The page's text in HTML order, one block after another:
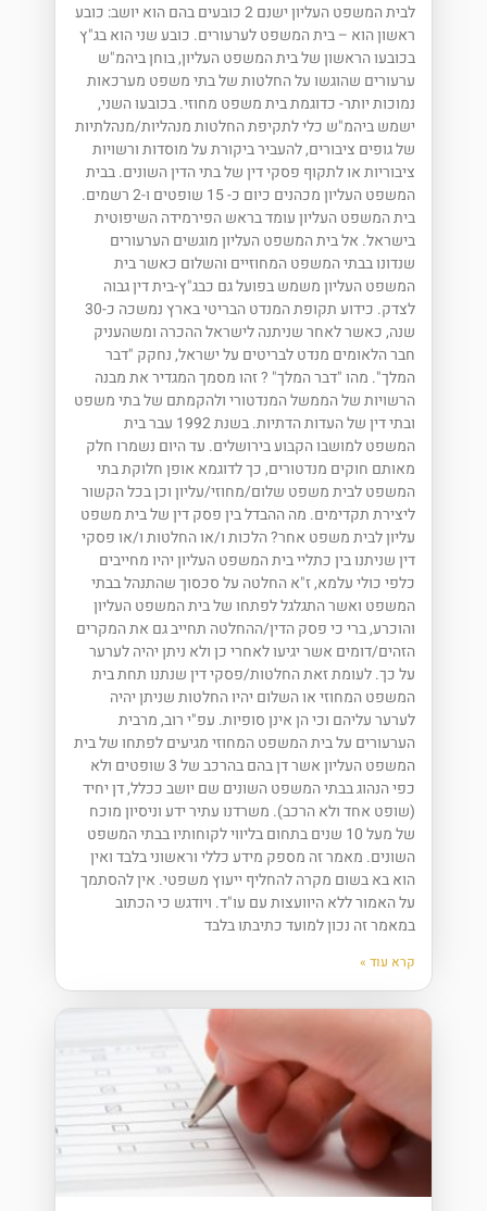
לבית המשפט העליון ישנם 2 כובעים בהם הוא יושב: כובע
ראשון הוא – בית המשפט לערעורים. כובע שני הוא בג"ץ
בכובעו הראשון של בית המשפט העליון, בוחן ביהמ"ש
ערעורים שהוגשו על החלטות של בתי משפט מערכאות
נמוכות יותר- כדוגמת בית משפט מחוזי. בכובעו השני,
ישמש ביהמ"ש כלי לתקיפת החלטות מנהליות/מנהלתיות
של גופים ציבורים, להעביר ביקורת על מוסדות ורשויות
ציבוריות או לתקוף פסקי דין של בתי הדין השונים. בבית
המשפט העליון מכהנים כיום כ- 15 שופטים ו-2 רשמים.
בית המשפט העליון עומד בראש הפירמידה השיפוטית
בישראל. אל בית המשפט העליון מוגשים הערעורים
שנדונו בבתי המשפט המחוזיים והשלום כאשר בית
המשפט העליון משמש בפועל גם כבג"ץ-בית דין גבוה
לצדק. כידוע תקופת המנדט הבריטי בארץ נמשכה כ-30
שנה, כאשר לאחר שניתנה לישראל ההכרה ומשהעניק
חבר הלאומים מנדט לבריטים על ישראל, נחקק "דבר
המלך". מהו "דבר המלך" ? זהו מסמך המגדיר את מבנה
הרשויות של הממשל המנדטורי ולהקמתם של בתי משפט
ובתי דין של העדות הדתיות. בשנת 1992 עבר בית
המשפט למושבו הקבוע בירושלים. עד היום נשמרו חלק
מאותם חוקים מנדטורים, כך לדוגמא אופן חלוקת בתי
המשפט לבית משפט שלום/מחוזי/עליון וכן בכל הקשור
ליצירת תקדימים. מה ההבדל בין פסק דין של בית משפט
עליון לבית משפט אחר? הלכות ו/או החלטות ו/או פסקי
דין שניתנו בין כתליי בית המשפט העליון יהיו מחייבים
כלפי כולי עלמא, ז"א החלטה על סכסוך שהתנהל בבתי
המשפט ואשר התגלגל לפתחו של בית המשפט העליון
והוכרע, ברי כי פסק הדין/ההחלטה תחייב גם את המקרים
הזהים/דומים אשר יגיעו לאחרי כן ולא ניתן יהיה לערער
על כך. לעומת זאת החלטות/פסקי דין שנתנו תחת בית
המשפט המחוזי או השלום יהיו החלטות שניתן יהיה
לערער עליהם וכי הן אינן סופיות. עפ"י רוב, מרבית
הערעורים על בית המשפט המחוזי מגיעים לפתחו של בית
המשפט העליון אשר דן בהם בהרכב של 3 שופטים ולא
כפי הנהוג בבתי המשפט השונים שם יושב ככלל, דן יחיד
(שופט אחד ולא הרכב). משרדנו עתיר ידע וניסיון מוכח
של מעל 10 שנים בתחום בליווי לקוחותיו בבתי המשפט
השונים. מאמר זה מספק מידע כללי וראשוני בלבד ואין
הוא בא בשום מקרה להחליף ייעוץ משפטי. אין להסתמך
על האמור ללא היוועצות עם עו"ד. ויודגש כי הכתוב
במאמר זה נכון למועד כתיבתו בלבד
קרא עוד »